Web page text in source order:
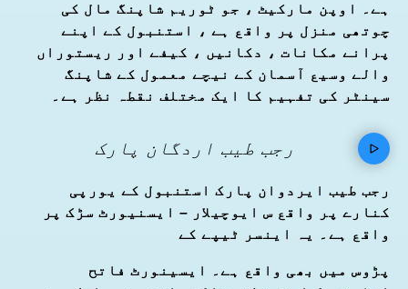
ہے۔ اوپن مارکیٹ ، جو ٹوریم شاپنگ مال کی
چوتھی منزل پر واقع ہے ، استنبول کے اپنے
پرانے مکانات ، دکانیں ، کیفے اور ریستوراں
والے وسیع آسمان کے نیچے معمول کے شاپنگ
سینٹر کی تفہیم کا ایک مختلف نقطہ نظر ہے۔
رجب طیب اردگان پارک
رجب طیب ایردوان پارک استنبول کے یورپی
کنارے پر واقع س ایوچیلار – ایسنیورٹ سڑک پر
واقع ہے۔ یہ اینسر ٹیپے کے
پڑوس میں بھی واقع ہے۔ ایسینورٹ فاتح